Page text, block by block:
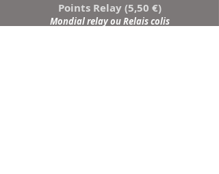
Points Relay (5,50 €)
Mondial relay ou Relais colis